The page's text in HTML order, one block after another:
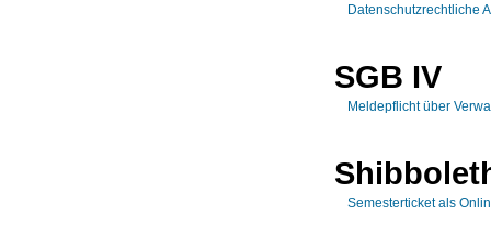
Datenschutzrechtliche
SGB IV
Meldepflicht über
Semesterticket als